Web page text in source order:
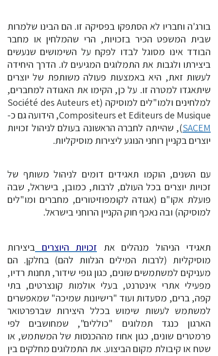
בורג'ה וחבריו לא הסתפקו בפסיקה זו. הם הבינו שלמרות
שבית המשפט הכיר בזכויות, הרי שהמלחין או מחבר
הבודד אינו מסוגל לבדו לפקח על השימושים שנעשים
ביצירתו ולגבות את התמלוגים המגיעים לו. הדרך היחידה
לעשות זאת, היא באמצעות פעולה משותפת של יוצרים
שיתאגדו למטרה זו. על כן, הקימו את האגודה למחברים,
למלחינים ולמו"לים למוסיקה (Société des Auteurs et
Compositeurs et Editeurs de Musique, הידועה גם כ-
SACEM), שהייתה לחברה הראשונה בעולם לניהול זכויות
יוצרים בקניין רוחני הנוגע ליצירות מוסיקליות.
עם השנים, הוקמו תאגידים דומים לניהול משותף של
זכויות יוצרים בכל העולם, לרבות, כמובן, בישראל, שבה
פועלת אקו"ם (אגודה לקומפוזיטורים, מחברים ומו"לים
למוסיקה) ובה נאכף חוק הקניין הרוחני בישראל.
תאגידי הניהול מנהלים את זכויות היוצרים ביצירות
מוסיקליות (לרבות המילים הנלוות להם) בחלקן. הם
מעניקים למשתמשים שונים, כגון גופי שידור, תחנות רדיו,
מפעילי אתרי אינטרנט, בעלי אולמות קונצרטים, בתי
קפה, ברים, מסעדות ועוד "רישיונות שמיכה" שמאפשרים
למשתמש לעשות שימוש בכלל היצירות שברפרטואר
הארגון כנגד תמלוגים "כוללים", שמחושבים לפי
פרמטרים שונים, כגון אחוז מההכנסות של המשתמש, או
שטח או קיבולת מקום הביצוע. את התמלוגים מחלקים בין